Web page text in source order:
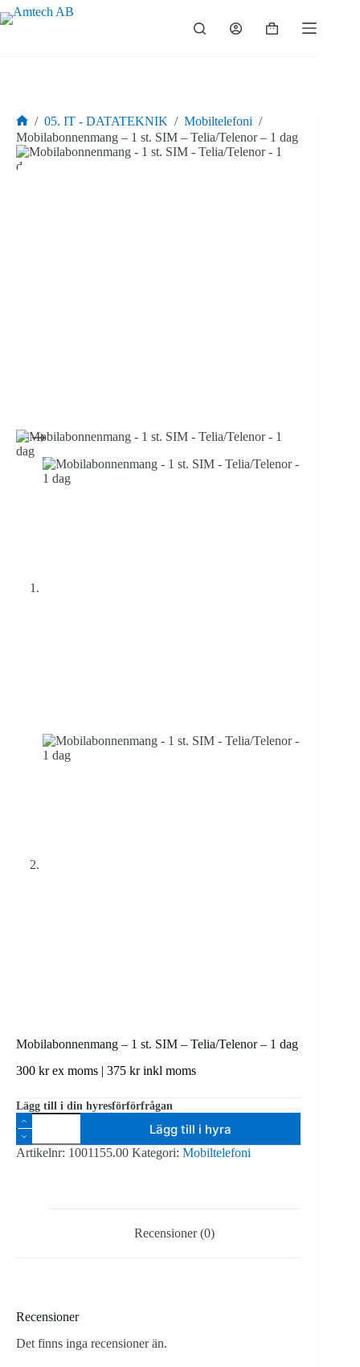
Hoppa
till
Varukorg
Hem
/ 05. IT - DATATEKNIK / Mobiltelefoni /
Mobilabonnenmang – 1 st. SIM – Telia/Telenor – 1 dag
Mobilabonnenmang – 1 st. SIM – Telia/Telenor – 1 dag
300 krex moms | 375 krinkl moms
Lägg till i din hyresförförfrågan
Mobilabonnenmang
-
1
st.
Lägg till i hyra
Artikelnr: 1001155.00 Kategori: Mobiltelefoni
Recensioner (0)
Recensioner
Det finns inga recensioner än.